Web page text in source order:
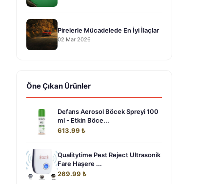
Pirelerle Mücadelede En İyi İlaçlar
02 Mar 2026
Öne Çıkan Ürünler
Defans Aerosol Böcek Spreyi 100
ml - Etkin Böce...
613.99 ₺
Qualitytime Pest Reject Ultrasonik
Fare Haşere ...
269.99 ₺